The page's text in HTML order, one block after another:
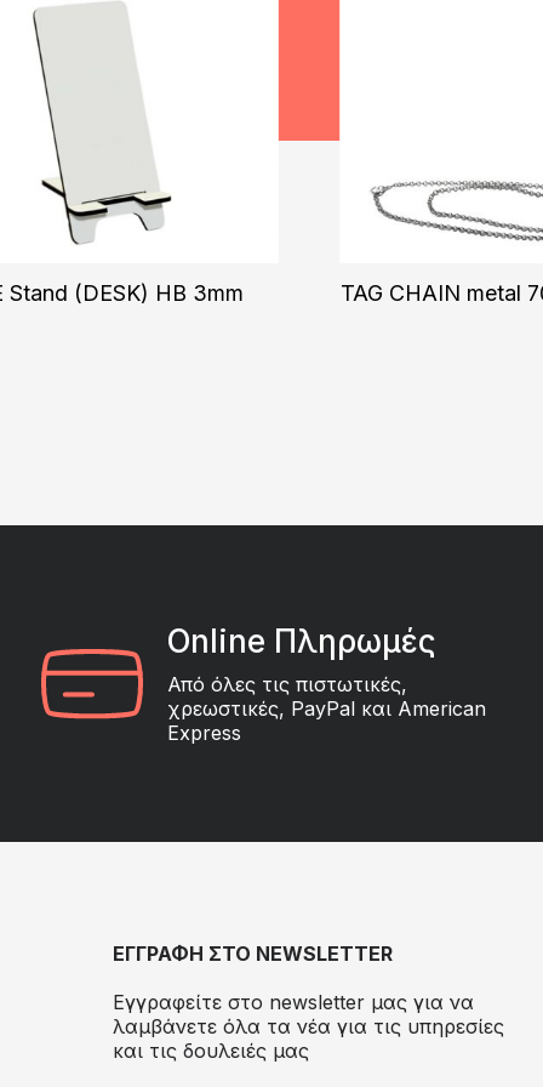
Stand (DESK) HB 3mm TAG CHAIN metal
Online Πληρωμές
Από όλες τις πιστωτικές,
χρεωστικές, PayPal και American
Express
ΕΓΓΡΑΦΗ ΣΤΟ NEWSLETTER
Εγγραφείτε στο newsletter μας για να
λαμβάνετε όλα τα νέα για τις υπηρεσίες
και τις δουλειές μας